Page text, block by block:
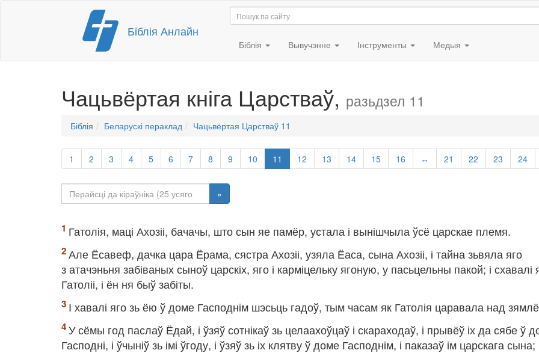
Перайсці
змесціва
Біблія Анлайн
Біблія Вывучэнне Інструменты Медыя
Чацьвёртая кніга Царстваў, разьдзел 11
Біблія Беларускі пераклад Чацьвёртая Царстваў 11
1 2 3 4 5 6 7 8 9 10 11 12 13 14 15 16 ↔ 21 22 23 24
»
Гатолія, маці Ахозіі, бачачы, што сын яе памёр, устала і вынішчыла ўсё царскае племя.
Але Ёсавеф, дачка цара Ёрама, сястра Ахозіі, узяла Ёаса, сына Ахозіі, і тайна зьвяла яго
з атачэньня забіваных сыноў царскіх, яго і карміцельку ягоную, у пасьцельны пакой; і схавалі
Гатоліі, і ён ня быў забіты.
І хавалі яго зь ёю ў доме Гасподнім шэсьць гадоў, тым часам як Гатолія царавала над
У сёмы год паслаў Ёдай, і ўзяў сотнікаў зь целаахоўцаў і скараходаў, і прывёў іх да сябе ў
Гасподні, і ўчыніў зь імі ўгоду, і ўзяў зь іх клятву ў доме Гасподнім, і паказаў ім царскага сына;